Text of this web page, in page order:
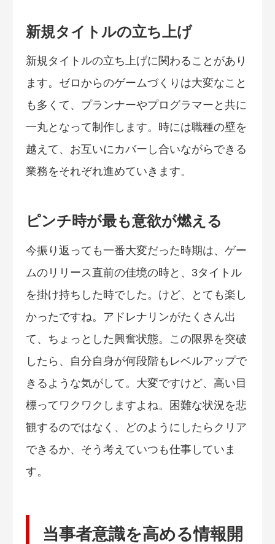
新規タイトルの立ち上げ
新規タイトルの立ち上げに関わることがあり
ます。ゼロからのゲームづくりは大変なこと
も多くて、プランナーやプログラマーと共に
一丸となって制作します。時には職種の壁を
越えて、お互いにカバーし合いながらできる
業務をそれぞれ進めていきます。
ピンチ時が最も意欲が燃える
今振り返っても一番大変だった時期は、ゲー
ムのリリース直前の佳境の時と、3タイトル
を掛け持ちした時でした。けど、とても楽し
かったですね。アドレナリンがたくさん出
て、ちょっとした興奮状態。この限界を突破
したら、自分自身が何段階もレベルアップで
きるような気がして。大変ですけど、高い目
標ってワクワクしますよね。困難な状況を悲
観するのではなく、どのようにしたらクリア
できるか、そう考えていつも仕事していま
す。
当事者意識を高める情報開